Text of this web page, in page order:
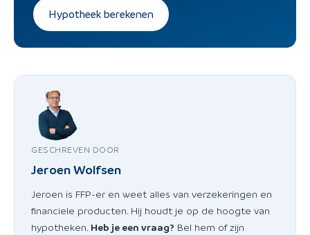
Hypotheek berekenen
GESCHREVEN DOOR
Jeroen Wolfsen
Jeroen is FFP-er en weet alles van verzekeringen en
financiele producten. Hij houdt je op de hoogte van
hypotheken. Heb je een vraag? Bel hem of zijn